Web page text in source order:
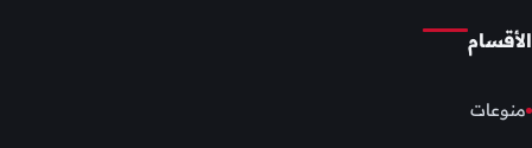
الأقسام
منوعات